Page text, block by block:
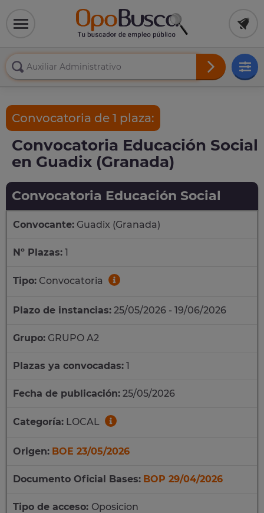
Convocatoria de 1 plaza:
Convocatoria Educación Social
en Guadix (Granada)
Convocatoria Educación Social
Convocante: Guadix (Granada)
Nº Plazas: 1
Tipo: Convocatoria
Plazo de instancias: 25/05/2026 - 19/06/2026
Grupo: GRUPO A2
Plazas ya convocadas: 1
Fecha de publicación: 25/05/2026
Categoría: LOCAL
Origen: BOE 23/05/2026
Documento Oficial Bases: BOP 29/04/2026
Tipo de acceso: Oposicion